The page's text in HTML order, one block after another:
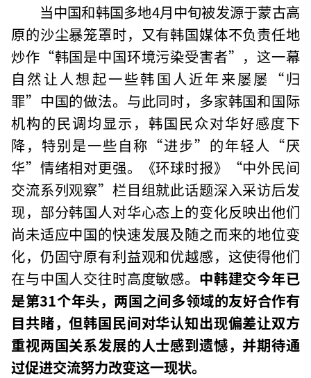
当中国和韩国多地4月中旬被发源于蒙古高
原的沙尘暴笼罩时，又有韩国媒体不负责任地
炒作“韩国是中国环境污染受害者”，这一幕
自然让人想起一些韩国人近年来屡屡“归
罪”中国的做法。与此同时，多家韩国和国际
机构的民调均显示，韩国民众对华好感度下
降，特别是一些自称“进步”的年轻人“厌
华”情绪相对更强。《环球时报》“中外民间
交流系列观察”栏目组就此话题深入采访后发
现，部分韩国人对华心态上的变化反映出他们
尚未适应中国的快速发展及随之而来的地位变
化，仍固守原有利益观和优越感，这使得他们
在与中国人交往时高度敏感。 中韩建交今年已
是第31个年头，两国之间多领域的友好合作有
目共睹，但韩国民间对华认知出现偏差让双方
重视两国关系发展的人士感到遗憾，并期待通
过促进交流努力改变这一现状。